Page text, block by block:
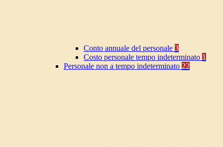
Conto annuale del personale 3
Costo personale tempo indeterminato 1
Personale non a tempo indeterminato 22